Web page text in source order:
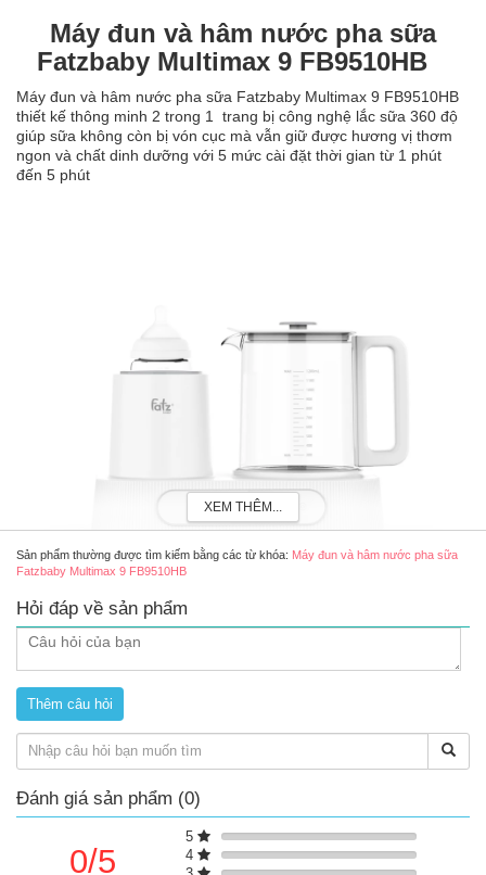
Máy đun và hâm nước pha sữa
Fatzbaby Multimax 9 FB9510HB
Máy đun và hâm nước pha sữa Fatzbaby Multimax 9 FB9510HB
thiết kế thông minh 2 trong 1 trang bị công nghệ lắc sữa 360 độ
giúp sữa không còn bị vón cục mà vẫn giữ được hương vị thơm
ngon và chất dinh dưỡng với 5 mức cài đặt thời gian từ 1 phút
đến 5 phút
Máy đun và hâm nước pha sữa Fatzbaby Multimax 9 FB9510HB
Thông số sản phẩm
Dung tích: 1.2 lít
Kích thước: 17.9 x 31.1 x 23.8cm
Nguồn điện áp: 220V - 240V/50Hz - 60Hz
Bảng điều khiển: Cảm ứng
Công suất đun nước: 800W
Công suất lắc sữa: 1W
XEM THÊM...
Sản phẩm thường được tìm kiếm bằng các từ khóa: Máy đun và hâm nước pha sữa
Fatzbaby Multimax 9 FB9510HB
Hỏi đáp về sản phẩm
Đánh giá sản phẩm (0)
0/5
5
4